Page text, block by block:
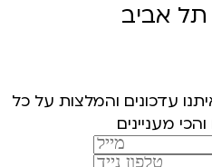
עדכונים והמלצות על כל
מעניינים